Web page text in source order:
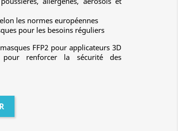
les normes européennes
pour les besoins réguliers
FFP2 pour applicateurs 3D
pour renforcer la sécurité des